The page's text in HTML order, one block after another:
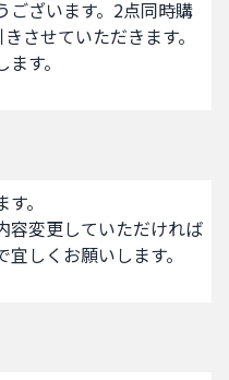
ございます。2点同時購
させていただきます。
す。
。
容変更していただければ
しくお願いします。